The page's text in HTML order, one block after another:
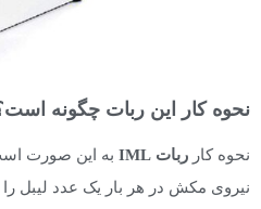
نحوه کار این ربات چگونه
نحوه کار ربات IML
به این صورت
نیروی مکش در هر بار یک عدد لیبل